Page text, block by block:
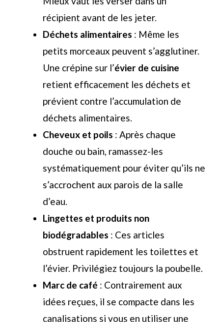
récipient avant de les jeter.
Déchets alimentaires : Même les
petits morceaux peuvent s’agglutiner.
Une crépine sur l’évier de cuisine
retient efficacement les déchets et
prévient contre l’accumulation de
déchets alimentaires.
Cheveux et poils : Après chaque
douche ou bain, ramassez-les
systématiquement pour éviter qu’ils ne
s’accrochent aux parois de la salle
d’eau.
Lingettes et produits non
biodégradables : Ces articles
obstruent rapidement les toilettes et
l’évier. Privilégiez toujours la poubelle.
Marc de café : Contrairement aux
idées reçues, il se compacte dans les
canalisations si vous en utiliser une